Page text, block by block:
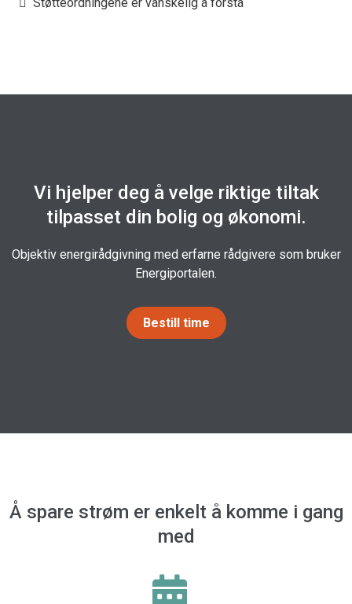
Vi hjelper deg å velge riktige tiltak
tilpasset din bolig og økonomi.
Objektiv energirådgivning med erfarne rådgivere som bruker
Energiportalen.
Bestill time
Å spare strøm er enkelt å komme i gang
med